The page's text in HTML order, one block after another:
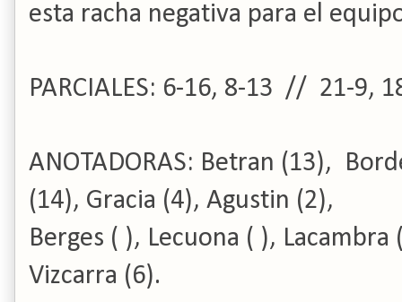
esta racha negativa para el
PARCIALES: 6-16, 8-13 // 21-9,
ANOTADORAS: Betran (13),
(14), Gracia (4), Agustin (2),
Berges ( ), Lecuona ( ),
Vizcarra (6).